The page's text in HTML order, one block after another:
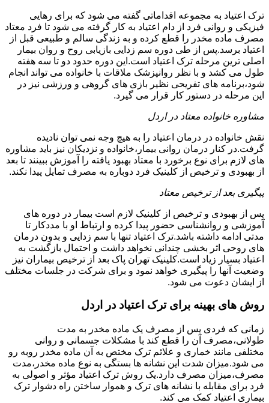
ترک اعتیاد به مجموعه اقداماتی گفته می شود که برای رهایی
فیزیکی و روانی فرد از دام اعتیاد به کار گرفته می شود تا فرد معتاد
مصرف ماده مخدر را قطع کرده و به زندگی سالم و طبیعی قبل از
اعتیاد برسد.پس از طی دوره سم زدایی بازیابی روح و روان بیمار
اصلی ترین مرحله ترک اعتیاد است.این دوره حدود دو تا سه هفته
طول می کشد و با نظر روانپزشک ملاقات با خانواده می تواند انجام
شود،برنامه های تفریحی نظیر بازی های گروهی و ورزشی نیز در
این مرحله در دستور کار قرار می گیرد.
مشاوره خانواده معتاد در اردل
نقش خانواده در درمان اعتیاد را به هیچ وجه نمی توان نادیده
گرفت.در کنار درمان روانی بیمار،خانواده و نزدیکان نیز باید مشاوره
های لازم برای نوع برخورد با معتاد بهبود یافته را آموزش ببینند تا بعد
از بهبودی و ترخیص از کلینیک فرد دوباره به مصرف تمایل پیدا نکند.
پیگیری بعد از ترخیص معتاد
پس از بهبودی و ترخیص از کلینیک لازم است بیمار در دوره های
آموزشی و روانشناسی حضور پیدا کرده و ارتباط او با مددکار تا
مدتی ادامه داشته باشد.ترک اعتیاد تنها با سم زدایی و بدون درمان
های روحی اثر بخشی چندانی نخواهد داشت و احتمال بازگشت به
اعتیاد بسیار زیاد است.کلینیک تهران پاک بعد از ترخیص بیماران نیز
وضعیت آنها را پیگیری خواهد نمود و برای شرکت در جلسات مختلف
از ایشان دعوت می شود.
روش های بهینه برای ترک اعتیاد در اردل
زمانی که فردی پس از مصرف یک ماده مخدر به مدت
طولانی،مصرف آن را قطع کند با مشکلات جسمانی و روانی
مختلفی مانند خماری و علائم ترک مختص به آن ماده مخدر روبه رو
می شود.میزان شدت این نشانه ها بستگی به نوع ماده مخدر،مدت
مصرف،میزان مصرف دارد.یک روش ترک اعتیاد مؤثر و اصولی به
فرد برای مقابله با نشانه های ترک و هموار ساختن راه دشوار ترک
بیماری اعتیاد کمک می کند.